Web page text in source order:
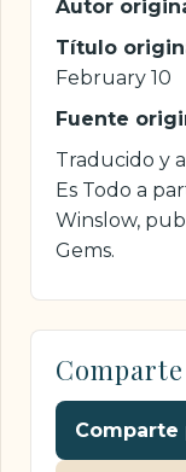
Autor
Título
February 10
Fuente
Traducido y
Es Todo a
Winslow,
Gems.
Comparte